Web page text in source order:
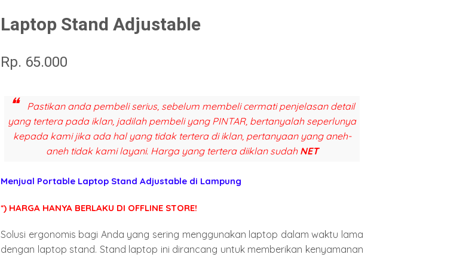
Laptop Stand Adjustable
Rp. 65.000
Pastikan anda pembeli serius, sebelum membeli cermati penjelasan detail
yang tertera pada iklan, jadilah pembeli yang PINTAR, bertanyalah seperlunya
kepada kami jika ada hal yang tidak tertera di iklan, pertanyaan yang aneh-
aneh tidak kami layani. Harga yang tertera diiklan sudah NET
Menjual Portable Laptop Stand Adjustable di Lampung
*) HARGA HANYA BERLAKU DI OFFLINE STORE!
Solusi ergonomis bagi Anda yang sering menggunakan laptop dalam waktu lama
dengan laptop stand. Stand laptop ini dirancang untuk memberikan kenyamanan